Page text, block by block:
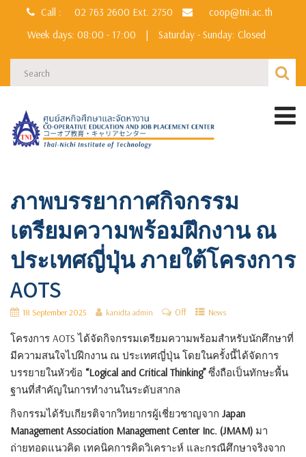
Call : 02 763 2600 Ext. 2750
coop@tni.ac.th
Week days: 08:00 - 17:00
| Saturday - Sunday: Closed
ภาพบรรยากาศกิจกรรม
เตรียมความพร้อมฝึกงาน ณ
ประเทศญี่ปุ่น ภายใต้โครงการ
AOTS
18 September 2025 kanidta admin Off News
โครงการ AOTS ได้จัดกิจกรรมเตรียมความพร้อมสำหรับนักศึกษาที่
มีความสนใจไปฝึกงาน ณ ประเทศญี่ปุ่น โดยในครั้งนี้ได้จัดการ
บรรยายในหัวข้อ “Logical and Critical Thinking”ซึ่งถือเป็นทักษะพื้น
ฐานที่สำคัญในการทำงานในระดับสากล
กิจกรรมได้รับเกียรติจากวิทยากรผู้เชี่ยวชาญจาก Japan
Management Association Management Center Inc. (JMAM) มา
ถ่ายทอดแนวคิด เทคนิคการคิดวิเคราะห์ และกรณีศึกษาจริงจาก